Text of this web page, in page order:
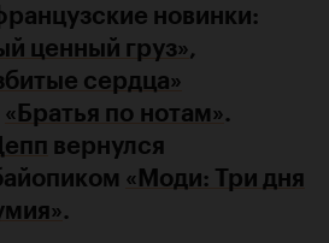
новинки:
ценный груз»,
сердца»
«Братья по нотам».
вернулся
«Моди: Три дня
.